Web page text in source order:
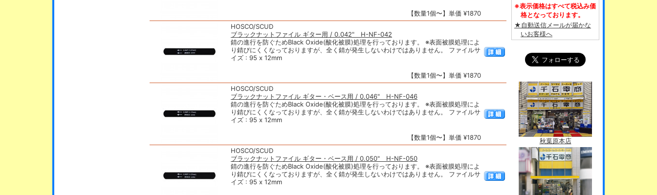
【数量1個〜】単価 ¥1870
HOSCO/SCUD
ブラックナットファイル ギター用 / 0.042" H-NF-042
錆の進行を防ぐためBlack Oxide(酸化被膜)処理を行っております。 ※表面被膜処理によ
り錆びにくくなっておりますが、全く錆が発生しないわけではありません。 ファイルサ
イズ : 95 x 12mm
【数量1個〜】単価 ¥1870
HOSCO/SCUD
ブラックナットファイル ギター・ベース用 / 0.046" H-NF-046
錆の進行を防ぐためBlack Oxide(酸化被膜)処理を行っております。 ※表面被膜処理によ
り錆びにくくなっておりますが、全く錆が発生しないわけではありません。 ファイルサ
イズ : 95 x 12mm
【数量1個〜】単価 ¥1870
HOSCO/SCUD
ブラックナットファイル ギター・ベース用 / 0.050" H-NF-050
錆の進行を防ぐためBlack Oxide(酸化被膜)処理を行っております。 ※表面被膜処理によ
り錆びにくくなっておりますが、全く錆が発生しないわけではありません。 ファイルサ
イズ : 95 x 12mm
※表示価格はすべて税込み価
格となっております。
★自動送信メールが届かな
いお客様へ
秋葉原本店